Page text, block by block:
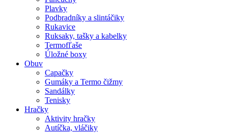
Plavky
Podbradníky a slintáčiky
Rukavice
Ruksaky, tašky a kabelky
Termofľaše
Úložné boxy
Obuv
Capačky
Gumáky a Termo čižmy
Sandálky
Tenisky
Hračky
Aktivity hračky
Autíčka, vláčiky